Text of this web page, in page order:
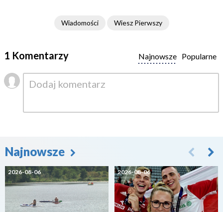
Wiadomości Wiesz Pierwszy
1 Komentarzy Popularne
Najnowsze
Najnowsze
2026-08-06 2026-08-06